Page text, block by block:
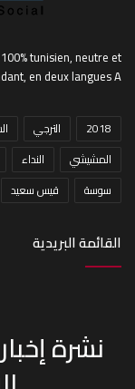
tunisien, neutre et
en deux langues A
2018 الترجي
المشيشي
النداء
سوسة
قيس سعيد
القائمة البريدية
نشرة